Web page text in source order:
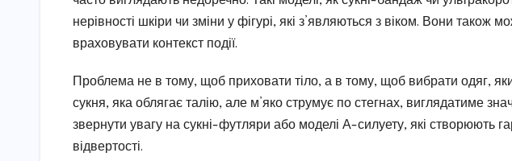
нерівності шкіри чи зміни у фігурі, які з’являються з віком. Вони також
враховувати контекст події.
Проблема не в тому, щоб приховати тіло, а в тому, щоб вибрати одяг,
сукня, яка облягає талію, але м’яко струмує по стегнах, виглядатиме
звернути увагу на сукні-футляри або моделі А-силуету, які створюють
відвертості.